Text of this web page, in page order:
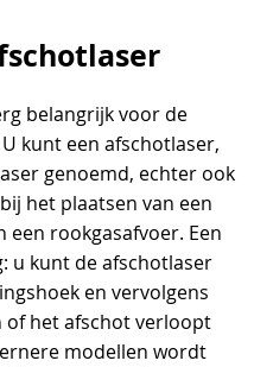
belangrijk voor de
kunt een afschotlaser,
genoemd, echter ook
het plaatsen van een
een rookgasafvoer. Een
u kunt de afschotlaser
en vervolgens
of het afschot verloopt
modellen wordt